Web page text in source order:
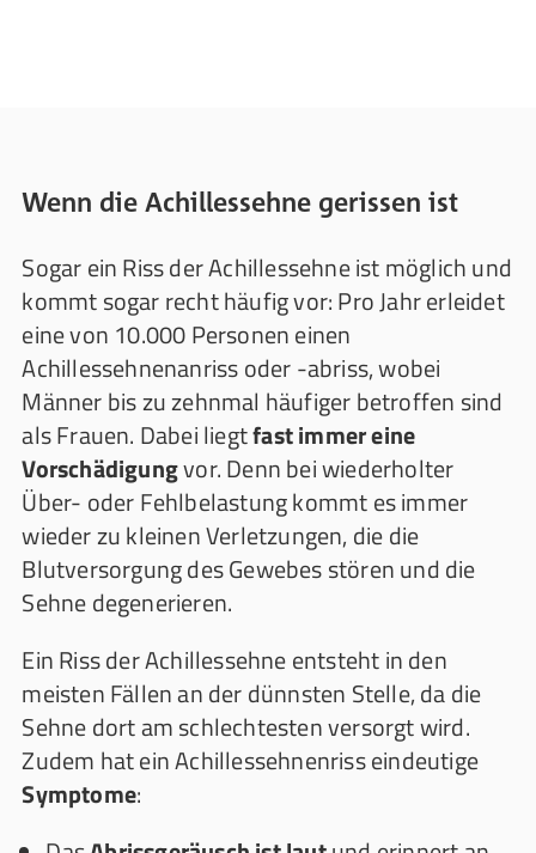
Wenn die Achillessehne gerissen ist
Sogar ein Riss der Achillessehne ist möglich und
kommt sogar recht häufig vor: Pro Jahr erleidet
eine von 10.000 Personen einen
Achillessehnenanriss oder -abriss, wobei
Männer bis zu zehnmal häufiger betroffen sind
als Frauen. Dabei liegtfast immer eine
Vorschädigungvor. Denn bei wiederholter
Über- oder Fehlbelastung kommt es immer
wieder zu kleinen Verletzungen, die die
Blutversorgung des Gewebes stören und die
Sehne degenerieren.
Ein Riss der Achillessehne entsteht in den
meisten Fällen an der dünnsten Stelle, da die
Sehne dort am schlechtesten versorgt wird.
Zudem hat ein Achillessehnenriss eindeutige
Symptome: